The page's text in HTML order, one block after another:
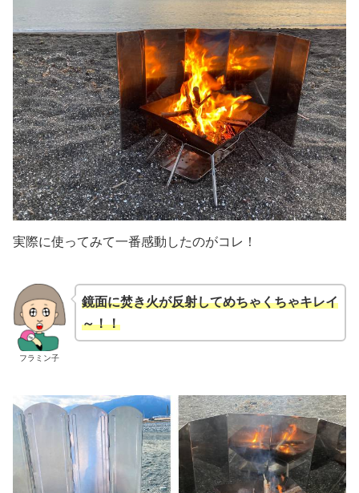
実際に使ってみて一番感動したのがコレ！
フラミン子
鏡面に焚き火が反射してめちゃくちゃキレイ
～！！